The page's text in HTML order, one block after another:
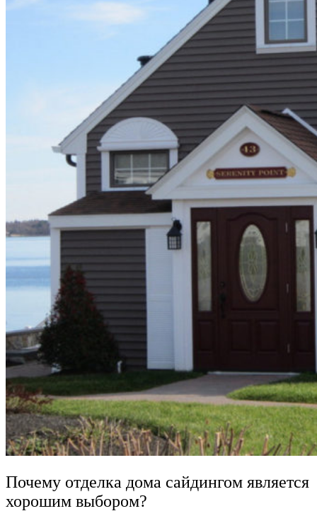
Почему отделка дома сайдингом является
хорошим выбором?